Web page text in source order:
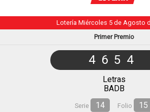
Lotería Miércoles 5 de Agosto
Primer Premio
4654
Letras
BADB
Serie 14 Folio 15